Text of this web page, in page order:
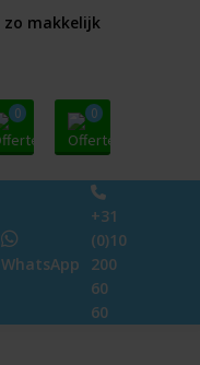
zo makkelijk
0 0
WhatsApp
+31
(0)10
200
60
60